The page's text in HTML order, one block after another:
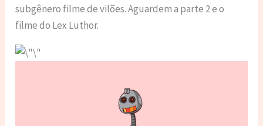
subgênero filme de vilões. Aguardem a parte 2 e o
filme do Lex Luthor.